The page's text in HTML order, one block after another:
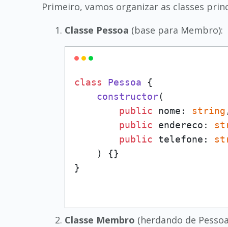
Primeiro, vamos organizar as classes
Classe Pessoa (base para Membro):
class Pessoa {
constructor(
public nome: string
public endereco:
public telefone:
) {}
Classe Membro (herdando de